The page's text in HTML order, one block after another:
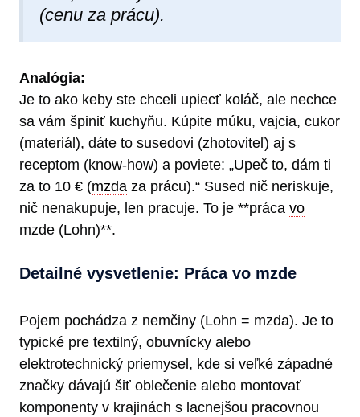
(cenu za prácu).
Analógia:
Je to ako keby ste chceli upiecť koláč, ale nechce
sa vám špiniť kuchyňu. Kúpite múku, vajcia, cukor
(materiál), dáte to susedovi (zhotoviteľ) aj s
receptom (know-how) a poviete: „Upeč to, dám ti
za to 10 € (mzda za prácu).“ Sused nič neriskuje,
nič nenakupuje, len pracuje. To je **práca vo
mzde (Lohn)**.
Detailné vysvetlenie: Práca vo mzde
Pojem pochádza z nemčiny (Lohn = mzda). Je to
typické pre textilný, obuvnícky alebo
elektrotechnický priemysel, kde si veľké západné
značky dávajú šiť oblečenie alebo montovať
komponenty v krajinách s lacnejšou pracovnou